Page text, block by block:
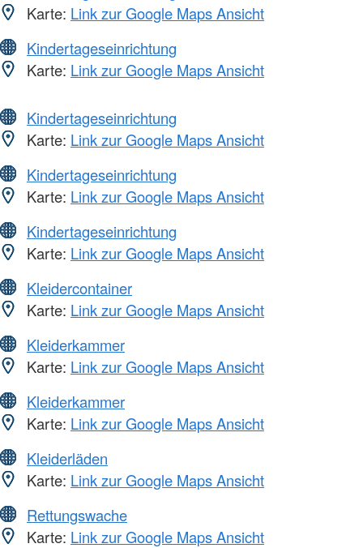
Karte: Link zur Google Maps Ansicht
Kindertageseinrichtung
Karte: Link zur Google Maps Ansicht
Kindertageseinrichtung
Karte: Link zur Google Maps Ansicht
Kindertageseinrichtung
Karte: Link zur Google Maps Ansicht
Kindertageseinrichtung
Karte: Link zur Google Maps Ansicht
Kleidercontainer
Karte: Link zur Google Maps Ansicht
Kleiderkammer
Karte: Link zur Google Maps Ansicht
Kleiderkammer
Karte: Link zur Google Maps Ansicht
Kleiderläden
Karte: Link zur Google Maps Ansicht
Rettungswache
Karte: Link zur Google Maps Ansicht